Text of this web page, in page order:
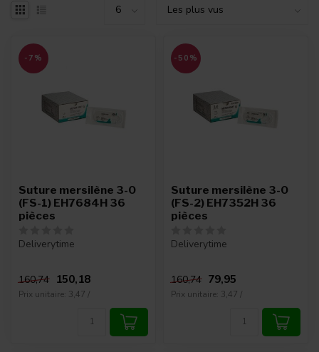
-7%
Suture mersilène 3-0
(FS-1) EH7684H 36
pièces
Deliverytime
160,74 150,18
Prix unitaire: 3,47 /
-50%
Suture mersilène 3-0
(FS-2) EH7352H 36
pièces
Deliverytime
160,74 79,95
Prix unitaire: 3,47 /